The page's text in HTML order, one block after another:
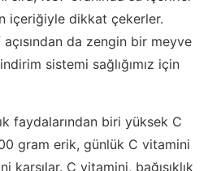
içeriğiyle dikkat çekerler.
da zengin bir meyve
sistemi sağlığımız için
faydalarından biri yüksek C
gram erik, günlük C vitamini
karşılar. C vitamini, bağışıklık